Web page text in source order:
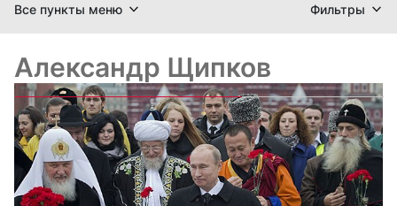
Все пункты меню Фильтры
Александр Щипков